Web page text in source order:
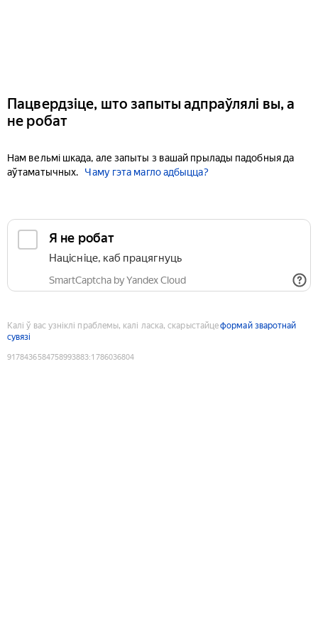
Пацвердзіце, што запыты адпраўлялі вы, а
не робат
Нам вельмі шкада, але запыты з вашай прылады падобныя да
аўтаматычных.
Чаму гэта магло адбыцца?
Я не робат
Націсніце, каб працягнуць
SmartCaptcha by Yandex Cloud
Калі ў вас узніклі праблемы, калі ласка, скарыстайцеформай зваротнай
сувязі
9178436584758993883:1786036804